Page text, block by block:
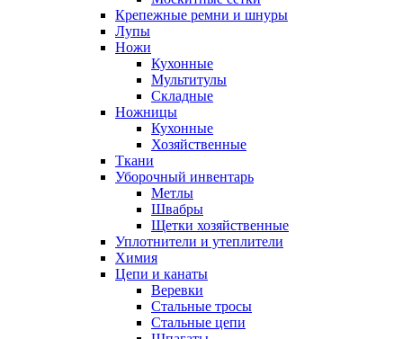
Крепежные ремни и шнуры
Лупы
Ножи
Кухонные
Мультитулы
Складные
Ножницы
Кухонные
Хозяйственные
Ткани
Уборочный инвентарь
Метлы
Швабры
Щетки хозяйственные
Уплотнители и утеплители
Химия
Цепи и канаты
Веревки
Стальные тросы
Стальные цепи